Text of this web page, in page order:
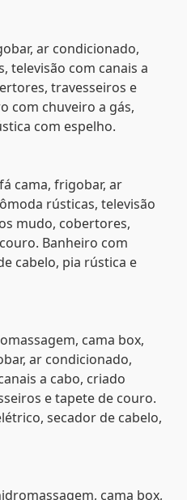
ar condicionado,
televisão com canais a
travesseiros e
com chuveiro a gás,
com espelho.
cama, frigobar, ar
rústicas, televisão
mudo, cobertores,
Banheiro com
cabelo, pia rústica e
cama box,
ar condicionado,
a cabo, criado
e tapete de couro.
secador de cabelo,
cama box,